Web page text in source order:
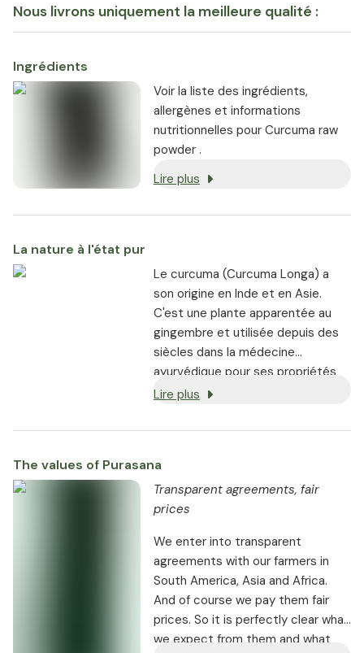
Nous livrons uniquement la meilleure qualité :
Ingrédients
Voir la liste des ingrédients,
allergènes et informations
nutritionnelles pour Curcuma raw
powder .
Lire plus
La nature à l'état pur
Le curcuma (Curcuma Longa) a
son origine en Inde et en Asie.
C'est une plante apparentée au
gingembre et utilisée depuis des
siècles dans la médecine
ayurvédique pour ses propriétés
bénéfiques. La poudre jaune
contient des curcuminoïdes et a
digestion et les articulations
souples.
Lire plus
The values of Purasana
Transparent agreements, fair
prices
We enter into transparent
agreements with our farmers in
South America, Asia and Africa.
And of course we pay them fair
prices. So it is perfectly clear what
we expect from them and what